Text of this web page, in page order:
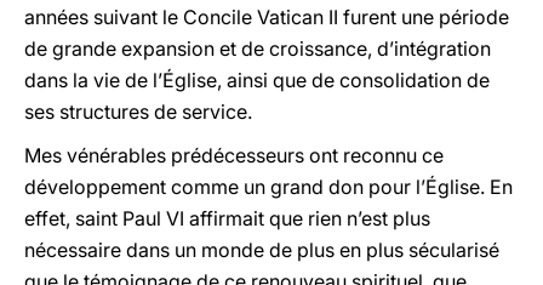
années suivant le Concile Vatican II furent une période
de grande expansion et de croissance, d’intégration
dans la vie de l’Église, ainsi que de consolidation de
ses structures de service.
Mes vénérables prédécesseurs ont reconnu ce
développement comme un grand don pour l’Église. En
effet, saint Paul VI affirmait que rien n’est plus
nécessaire dans un monde de plus en plus sécularisé